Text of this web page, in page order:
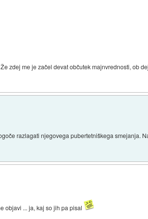
zdej me je začel devat občutek majnvrednosti, ob
razlagati njegovega pubertetniškega smejanja.
objavi ... ja, kaj so jih pa pisal